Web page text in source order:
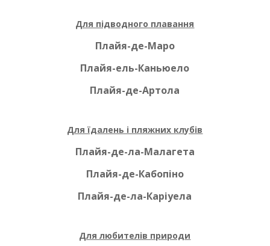
Для підводного плавання
Плайя-де-Маро
Плайя-ель-Каньюело
Плайя-де-Артола
Для їдалень і пляжних клубів
Плайя-де-ла-Малагета
Плайя-де-Кабопіно
Плайя-де-ла-Каріуела
Для любителів природи